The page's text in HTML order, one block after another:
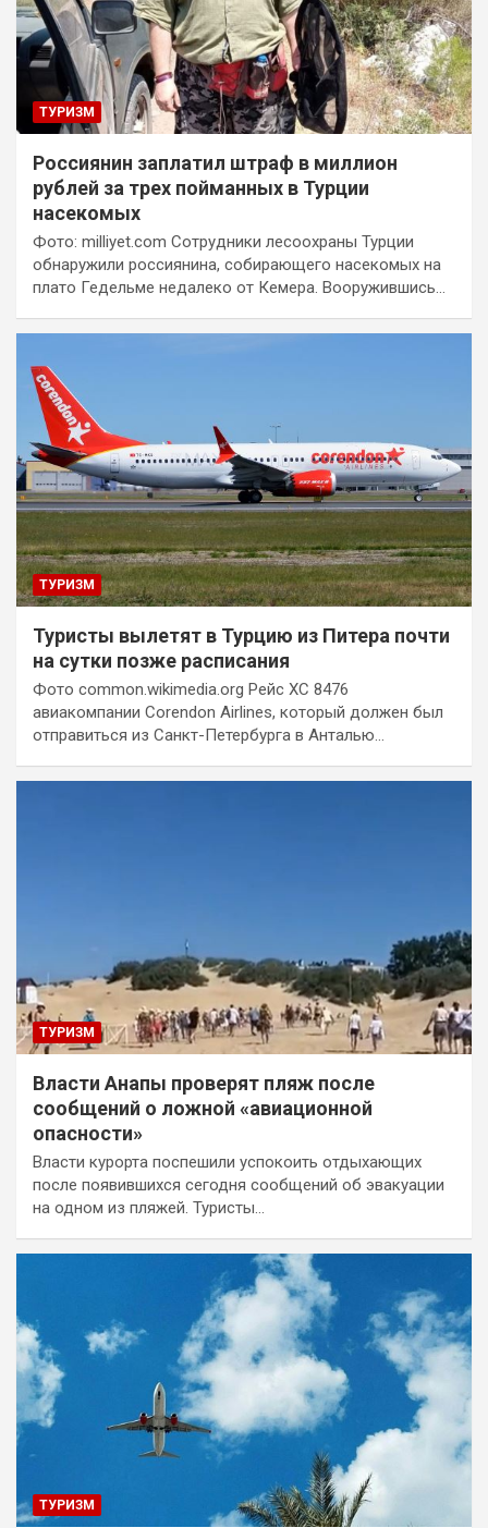
ТУРИЗМ
Россиянин заплатил штраф в миллион
рублей за трех пойманных в Турции
насекомых
Фото: milliyet.com Сотрудники лесоохраны Турции
обнаружили россиянина, собирающего насекомых на
плато Гедельме недалеко от Кемера. Вооружившись…
ТУРИЗМ
Туристы вылетят в Турцию из Питера почти
на сутки позже расписания
Фото common.wikimedia.org Рейс ХС 8476
авиакомпании Corendon Airlines, который должен был
отправиться из Санкт-Петербурга в Анталью…
ТУРИЗМ
Власти Анапы проверят пляж после
сообщений о ложной «авиационной
опасности»
Власти курорта поспешили успокоить отдыхающих
после появившихся сегодня сообщений об эвакуации
на одном из пляжей. Туристы…
ТУРИЗМ